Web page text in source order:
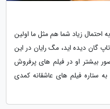
احتمال زیاد شما هم مثل ما اولین
گان دیده اید، مگ رایان در این
بیشتر او در فیلم های پرفروش
ستاره فیلم های عاشقانه کمدی